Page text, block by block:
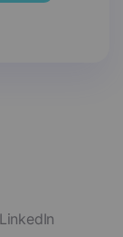
LinkedIn